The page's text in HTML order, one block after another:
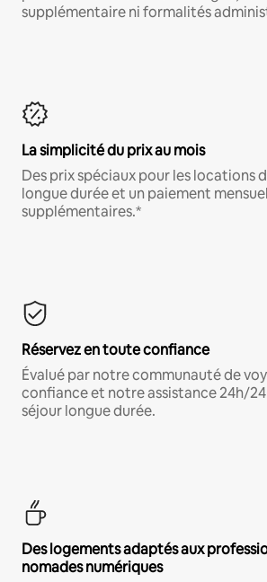
supplémentaire ni formalités
La simplicité du prix au mois
Des prix spéciaux pour les locations
longue durée et un paiement
supplémentaires.*
Réservez en toute confiance
Évalué par notre communauté de
confiance et notre assistance 24h/
séjour longue durée.
Des logements adaptés aux
nomades numériques